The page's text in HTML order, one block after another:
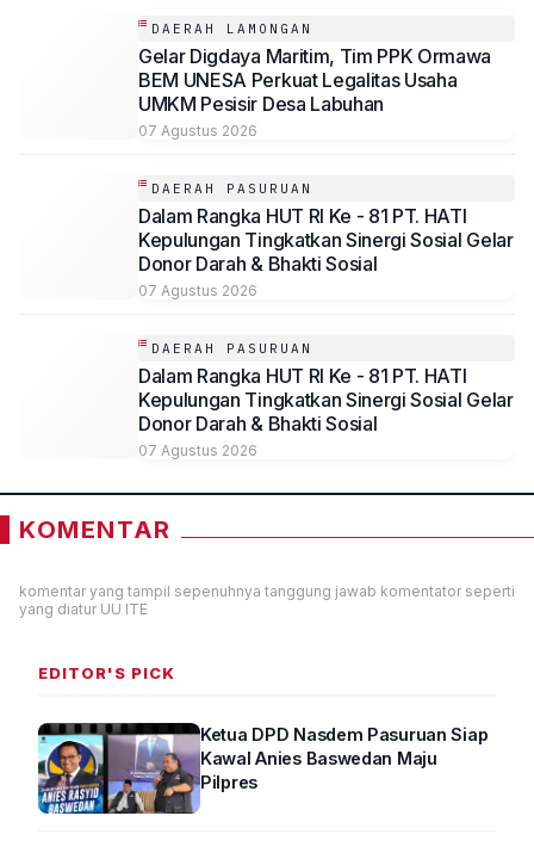
DAERAH LAMONGAN
Gelar Digdaya Maritim, Tim PPK Ormawa
BEM UNESA Perkuat Legalitas Usaha
UMKM Pesisir Desa Labuhan
07 Agustus 2026
DAERAH PASURUAN
Dalam Rangka HUT RI Ke - 81 PT. HATI
Kepulungan Tingkatkan Sinergi Sosial Gelar
Donor Darah & Bhakti Sosial
07 Agustus 2026
DAERAH PASURUAN
Dalam Rangka HUT RI Ke - 81 PT. HATI
Kepulungan Tingkatkan Sinergi Sosial Gelar
Donor Darah & Bhakti Sosial
07 Agustus 2026
KOMENTAR
komentar yang tampil sepenuhnya tanggung jawab komentator seperti
yang diatur UU ITE
EDITOR'S PICK
Ketua DPD Nasdem Pasuruan Siap
Kawal Anies Baswedan Maju
Pilpres